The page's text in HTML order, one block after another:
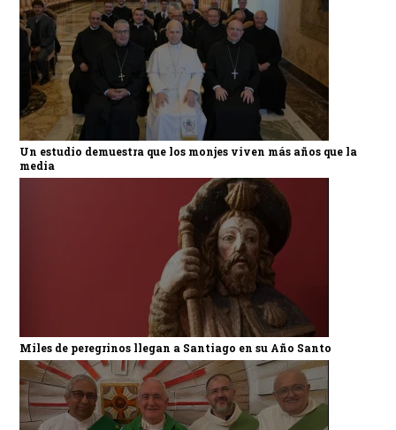
Un estudio demuestra que los monjes viven más años que la
media
Miles de peregrinos llegan a Santiago en su Año Santo